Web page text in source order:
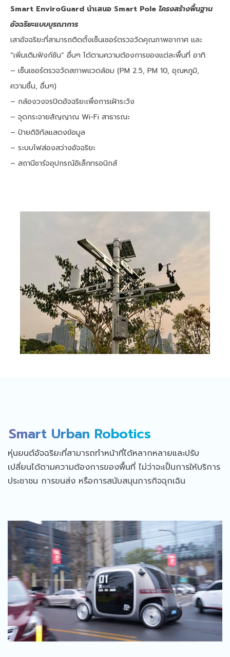
Smart EnviroGuard นำเสนอ Smart Pole โครงสร้างพื้นฐาน
อัจฉริยะแบบบูรณาการ
เสาอัจฉริยะที่สามารถติดตั้งเซ็นเซอร์ตรวจวัดคุณภาพอากาศ และ
“เพิ่มเติมฟังก์ชัน” อื่นๆ ได้ตามความต้องการของแต่ละพื้นที่ อาทิ:
– เซ็นเซอร์ตรวจวัดสภาพแวดล้อม (PM 2.5, PM 10, อุณหภูมิ,
ความชื้น, อื่นๆ)
– กล้องวงจรปิดอัจฉริยะเพื่อการเฝ้าระวัง
– จุดกระจายสัญญาณ Wi-Fi สาธารณะ
– ป้ายดิจิทัลแสดงข้อมูล
– ระบบไฟส่องสว่างอัจฉริยะ
– สถานีชาร์จอุปกรณ์อิเล็กทรอนิกส์
Smart Urban Robotics
หุ่นยนต์อัจฉริยะที่สามารถทำหน้าที่ได้หลากหลายและปรับ
เปลี่ยนได้ตามความต้องการของพื้นที่ ไม่ว่าจะเป็นการให้บริการ
ประชาชน การขนส่ง หรือการสนับสนุนภารกิจฉุกเฉิน